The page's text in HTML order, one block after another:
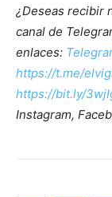
¿Deseas recibir
canal de
enlaces:
https://t.me/
https://bit.ly/
Instagram,